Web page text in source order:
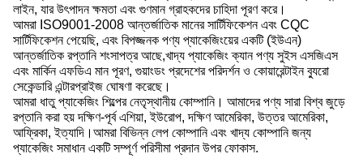
লাইন, যার উৎপাদন ক্ষমতা এবং গুণমান গ্রাহকদের চাহিদা পূরণ করে।
আমরা ISO9001-2008 আন্তর্জাতিক মানের সার্টিফিকেশন এবং CQC
সার্টিফিকেশন পেয়েছি, এবং বিপজ্জনক পণ্য প্যাকেজিংয়ের একটি (ইউএন)
আন্তর্জাতিক রপ্তানি শংসাপত্র আছে,খাদ্য প্যাকেজিং ক্যান পণ্য সুইস এসজিএস
এবং মার্কিন এফডিএ মান পূরণ, গুয়াংডং প্রদেশের পরিদর্শন ও কোয়ারেন্টাইন ব্যুরো
সেকেন্ডারি এন্টারপ্রাইজ ঘোষণা করেছে।
আমরা ধাতু প্যাকেজিং শিল্পের নেতৃস্থানীয় কোম্পানি। আমাদের পণ্য সারা বিশ্ব জুড়ে
রপ্তানি করা হয় দক্ষিণ-পূর্ব এশিয়া, ইউরোপ, দক্ষিণ আমেরিকা, উত্তর আমেরিকা,
আফ্রিকা, ইত্যাদি।আমরা বিভিন্ন লেপ কোম্পানি এবং খাদ্য কোম্পানি জন্য
প্যাকেজিং সমাধান একটি সম্পূর্ণ পরিসীমা প্রদান উপর ফোকাস.